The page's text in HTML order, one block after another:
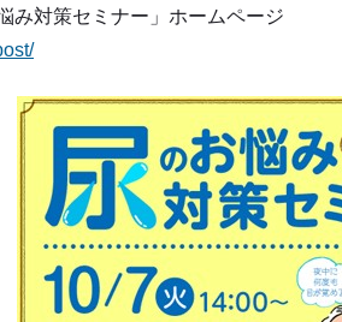
み対策セミナー」ホームページ